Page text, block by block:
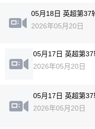
05月18日 英超第37
2026年05月20日
05月17日 英超第
2026年05月20日
05月17日 英超第
2026年05月20日